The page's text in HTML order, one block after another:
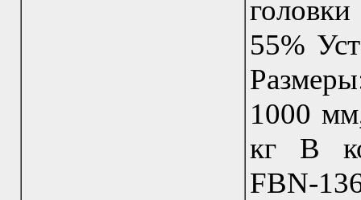
55%
1000
кг В
FBN-